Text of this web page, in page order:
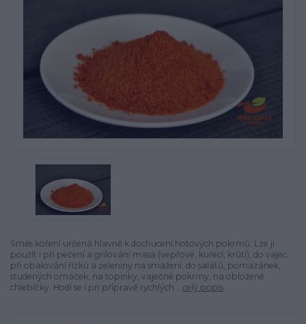
Směs koření určená hlavně k dochucení hotových pokrmů. Lze ji
použít i při pečení a grilování masa (vepřové, kuřecí, krůtí), do vajec,
při obalování řízků a zeleniny na smažení, do salátů, pomazánek,
studených omáček, na topinky, vaječné pokrmy, na obložené
chlebíčky. Hodí se i při přípravě rychlých... celý popis